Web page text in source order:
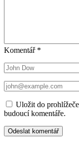
Komentář *
Uložit do
budoucí komentáře.